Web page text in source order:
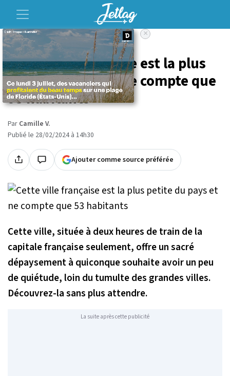
Accueil Voyage
Cette ville française est la plus
petite du pays et ne compte que
53 habitants
Par Camille V.
Publié le 28/02/2024 à 14h30
Ajouter comme source préférée
Cette ville, située à deux heures de train de la
capitale française seulement, offre un sacré
dépaysement à quiconque souhaite avoir un peu
de quiétude, loin du tumulte des grandes villes.
Découvrez-la sans plus attendre.
La suite après cette publicité
×